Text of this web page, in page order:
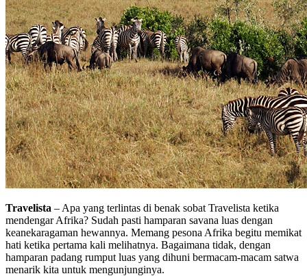
Travelista – Apa yang terlintas di benak sobat Travelista ketika
mendengar Afrika? Sudah pasti hamparan savana luas dengan
keanekaragaman hewannya. Memang pesona Afrika begitu memikat
hati ketika pertama kali melihatnya. Bagaimana tidak, dengan
hamparan padang rumput luas yang dihuni bermacam-macam satwa
menarik kita untuk mengunjunginya.